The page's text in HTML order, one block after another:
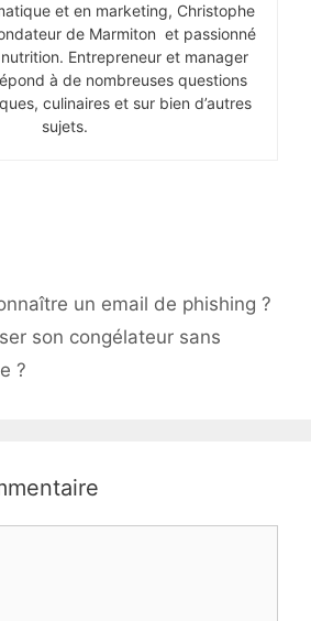
et en marketing, Christophe
de Marmiton et passionné
Entrepreneur et manager
à de nombreuses questions
culinaires et sur bien d’autres
sujets.
un email de phishing ?
son congélateur sans
?